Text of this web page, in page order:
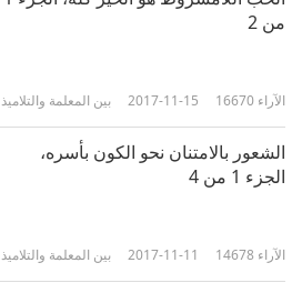
من 2‏
بين المعلمة والتلاميذ 2017-11-15 16670 الآراء
الشعور بالامتنان نحو الكون بأسره‏،
الجزء 1 من 4‏
بين المعلمة والتلاميذ 2017-11-11 14678 الآراء